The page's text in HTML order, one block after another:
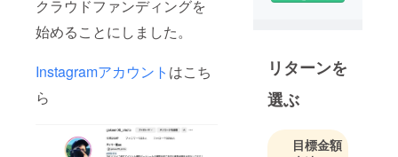
クラウドファンディングを
始めることにしました。
Instagramアカウント はこち
ら
本アカウン
ト
@gakeen09
このロゴは
リターンを
選ぶ
目標金額